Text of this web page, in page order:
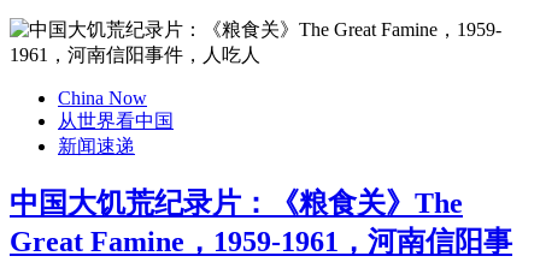
China Now
从世界看中国
新闻速递
中国大饥荒纪录片：《粮食关》The
Great Famine，1959-1961，河南信阳事